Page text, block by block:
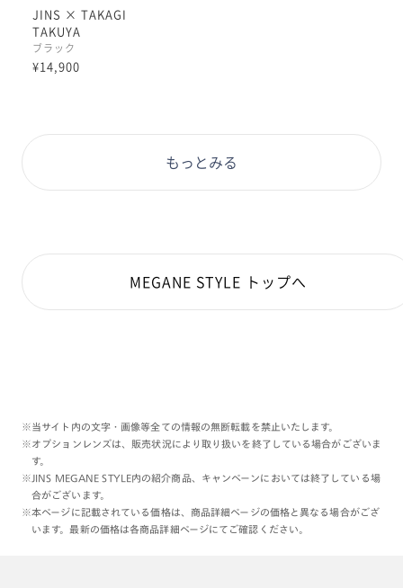
艶ブラックの魅力です。
耳付近、顔のセンター部分の
ちょっとしたきらめきは
レンズサイズ自体が目立って大きい
わけではないことも、
人気筆頭です☺️
オンラインでもまだまだ注目度が高い
印象でございます。
お手に取っていただければと
考えております😌🤍
本日もご覧くださりありがとうございます:)
理翔/rishang
JINS × TAKAGI
TAKUYA
ブラック
¥14,900
もっとみる
MEGANE STYLE トップへ
※当サイト内の文字・画像等全ての情報の無断転載を禁止いたします。
※オプションレンズは、販売状況により取り扱いを終了している場合がございま
す。
※JINS MEGANE STYLE内の紹介商品、キャンペーンにおいては終了している場
合がございます。
※本ページに記載されている価格は、商品詳細ページの価格と異なる場合がござ
います。最新の価格は各商品詳細ページにてご確認ください。